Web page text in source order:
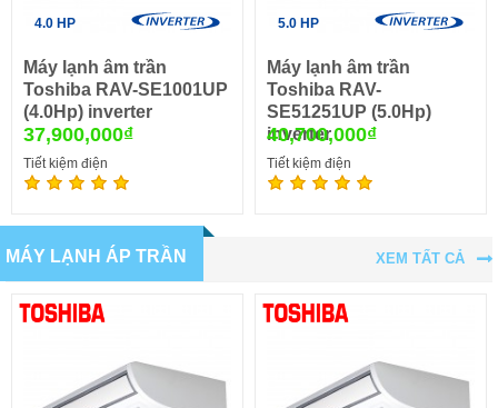
4.0 HP
Máy lạnh âm trần
Toshiba RAV-SE1001UP
(4.0Hp) inverter
37,900,000₫
Tiết kiệm điện
5.0 HP
Máy lạnh âm trần
Toshiba RAV-
SE51251UP (5.0Hp)
inverter
40,700,000₫
Tiết kiệm điện
MÁY LẠNH ÁP TRẦN XEM TẤT CẢ